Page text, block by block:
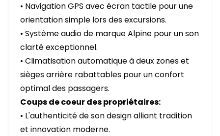
• Navigation GPS avec écran tactile pour une
orientation simple lors des excursions.
• Système audio de marque Alpine pour un son
clarté exceptionnel.
• Climatisation automatique à deux zones et
sièges arrière rabattables pour un confort
optimal des passagers.
Coups de coeur des propriétaires:
• L'authenticité de son design alliant tradition
et innovation moderne.